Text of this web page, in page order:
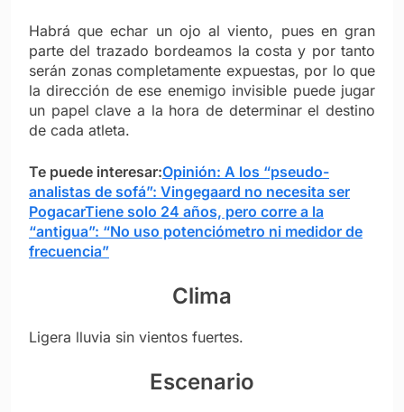
Habrá que echar un ojo al viento, pues en gran
parte del trazado bordeamos la costa y por tanto
serán zonas completamente expuestas, por lo que
la dirección de ese enemigo invisible puede jugar
un papel clave a la hora de determinar el destino
de cada atleta.
Te puede interesar:Opinión: A los “pseudo-
analistas de sofá”: Vingegaard no necesita ser
PogacarTiene solo 24 años, pero corre a la
“antigua”: “No uso potenciómetro ni medidor de
frecuencia”
Clima
Ligera lluvia sin vientos fuertes.
Escenario